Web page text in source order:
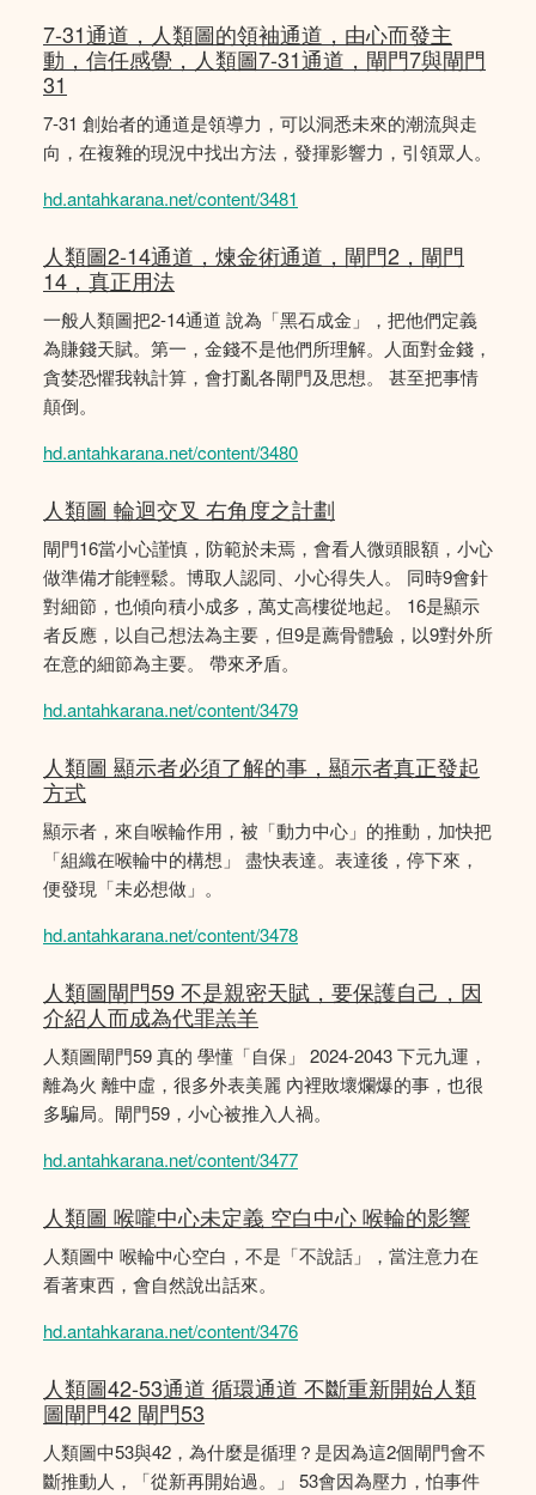
7-31通道，人類圖的領袖通道，由心而發主
動，信任感覺，人類圖7-31通道，閘門7與閘門
31
7-31 創始者的通道是領導力，可以洞悉未來的潮流與走
向，在複雜的現況中找出方法，發揮影響力，引領眾人。
hd.antahkarana.net/content/3481
人類圖2-14通道，煉金術通道，閘門2，閘門
14，真正用法
一般人類圖把2-14通道 說為「黑石成金」，把他們定義
為賺錢天賦。第一，金錢不是他們所理解。人面對金錢，
貪婪恐懼我執計算，會打亂各閘門及思想。 甚至把事情
顛倒。
hd.antahkarana.net/content/3480
人類圖 輪迴交叉 右角度之計劃
閘門16當小心謹慎，防範於未焉，會看人微頭眼額，小心
做準備才能輕鬆。博取人認同、小心得失人。 同時9會針
對細節，也傾向積小成多，萬丈高樓從地起。 16是顯示
者反應，以自己想法為主要，但9是薦骨體驗，以9對外所
在意的細節為主要。 帶來矛盾。
hd.antahkarana.net/content/3479
人類圖 顯示者必須了解的事，顯示者真正發起
方式
顯示者，來自喉輪作用，被「動力中心」的推動，加快把
「組織在喉輪中的構想」 盡快表達。表達後，停下來，
便發現「未必想做」。
hd.antahkarana.net/content/3478
人類圖閘門59 不是親密天賦，要保護自己，因
介紹人而成為代罪羔羊
人類圖閘門59 真的 學懂「自保」 2024-2043 下元九運，
離為火 離中虛，很多外表美麗 內裡敗壞爛爆的事，也很
多騙局。閘門59，小心被推入人禍。
hd.antahkarana.net/content/3477
人類圖 喉嚨中心未定義 空白中心 喉輪的影響
人類圖中 喉輪中心空白，不是「不說話」，當注意力在
看著東西，會自然說出話來。
hd.antahkarana.net/content/3476
人類圖42-53通道 循環通道 不斷重新開始人類
圖閘門42 閘門53
人類圖中53與42，為什麼是循理？是因為這2個閘門會不
斷推動人，「從新再開始過。」 53會因為壓力，怕事件